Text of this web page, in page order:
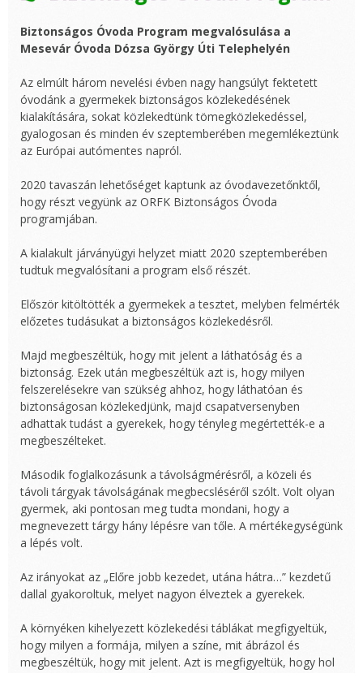
Biztonságos Óvoda Program megvalósulása a
Mesevár Óvoda Dózsa György Úti Telephelyén
Az elmúlt három nevelési évben nagy hangsúlyt fektetett
óvodánk a gyermekek biztonságos közlekedésének
kialakítására, sokat közlekedtünk tömegközlekedéssel,
gyalogosan és minden év szeptemberében megemlékeztünk
az Európai autómentes napról.
2020 tavaszán lehetőséget kaptunk az óvodavezetőnktől,
hogy részt vegyünk az ORFK Biztonságos Óvoda
programjában.
A kialakult járványügyi helyzet miatt 2020 szeptemberében
tudtuk megvalósítani a program első részét.
Először kitöltötték a gyermekek a tesztet, melyben felmérték
előzetes tudásukat a biztonságos közlekedésről.
Majd megbeszéltük, hogy mit jelent a láthatóság és a
biztonság. Ezek után megbeszéltük azt is, hogy milyen
felszerelésekre van szükség ahhoz, hogy láthatóan és
biztonságosan közlekedjünk, majd csapatversenyben
adhattak tudást a gyerekek, hogy tényleg megértették-e a
megbeszélteket.
Második foglalkozásunk a távolságmérésről, a közeli és
távoli tárgyak távolságának megbecsléséről szólt. Volt olyan
gyermek, aki pontosan meg tudta mondani, hogy a
megnevezett tárgy hány lépésre van tőle. A mértékegységünk
a lépés volt.
Az irányokat az „Előre jobb kezedet, utána hátra…” kezdetű
dallal gyakoroltuk, melyet nagyon élveztek a gyerekek.
A környéken kihelyezett közlekedési táblákat megfigyeltük,
hogy milyen a formája, milyen a színe, mit ábrázol és
megbeszéltük, hogy mit jelent. Azt is megfigyeltük, hogy hol